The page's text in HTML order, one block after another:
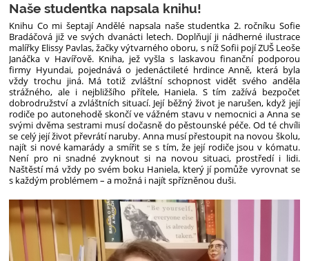
Naše studentka napsala knihu!
Knihu Co mi šeptají Andělé napsala naše studentka 2. ročníku Sofie
Bradáčová již ve svých dvanácti letech. Doplňují ji nádherné ilustrace
malířky Elissy Pavlas, žačky výtvarného oboru, s níž Sofii pojí ZUŠ Leoše
Janáčka v Havířově. Kniha, jež vyšla s laskavou finanční podporou
firmy Hyundai, pojednává o jedenáctileté hrdince Anně, která byla
vždy trochu jiná. Má totiž zvláštní schopnost vidět svého anděla
strážného, ale i nejbližšího přítele, Haniela. S tím zažívá bezpočet
dobrodružství a zvláštních situací. Její běžný život je narušen, když její
rodiče po autonehodě skončí ve vážném stavu v nemocnici a Anna se
svými dvěma sestrami musí dočasně do pěstounské péče. Od té chvíli
se celý její život převrátí naruby. Anna musí přestoupit na novou školu,
najít si nové kamarády a smířit se s tím, že její rodiče jsou v kómatu.
Není pro ni snadné zvyknout si na novou situaci, prostředí i lidi.
Naštěstí má vždy po svém boku Haniela, který jí pomůže vyrovnat se
s každým problémem – a možná i najít spřízněnou duši.